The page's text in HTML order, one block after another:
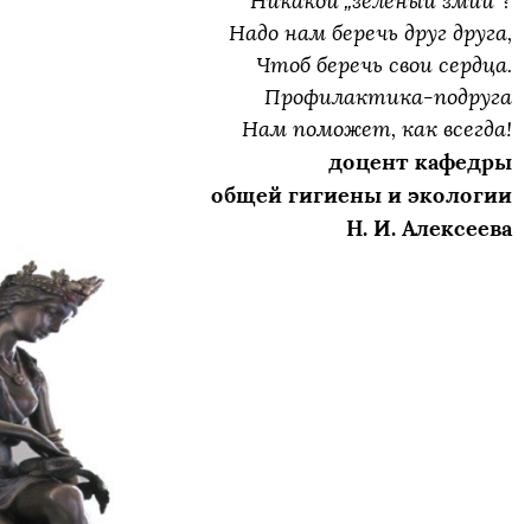
Надо нам беречь друг друга,
Чтоб беречь свои сердца.
Профилактика-подруга
Нам поможет, как всегда!
доцент кафедры
общей гигиены и экологии
Н. И. Алексеева